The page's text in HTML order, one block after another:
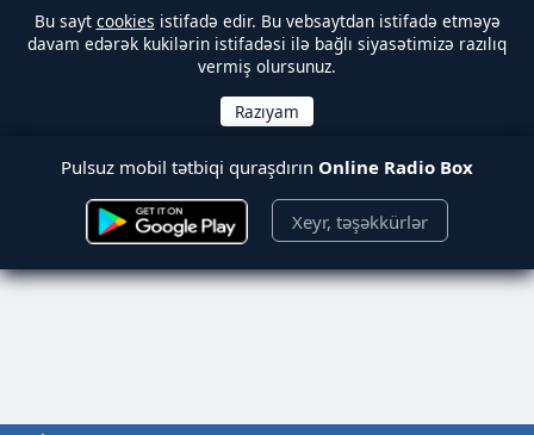
Bu sayt cookies istifadə edir. Bu vebsaytdan istifadə etməyə
davam edərək kukilərin istifadəsi ilə bağlı siyasətimizə razılıq
vermiş olursunuz.
Pulsuz mobil tətbiqi quraşdırın Online Radio Box
Xeyr, təşəkkürlər